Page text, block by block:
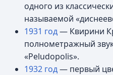
одного из
называемой
1931 год— Квирини
полнометражный
«Рeludopolis».
1932 год— первый